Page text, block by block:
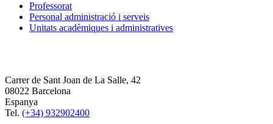
Professorat
Personal administració i serveis
Unitats acadèmiques i administratives
Carrer de Sant Joan de La Salle, 42
08022 Barcelona
Espanya
Tel. (+34) 932902400